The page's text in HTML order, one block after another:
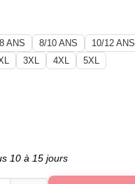
ANS 8/10 ANS 10/12 ANS
3XL 4XL 5XL
10 à 15 jours